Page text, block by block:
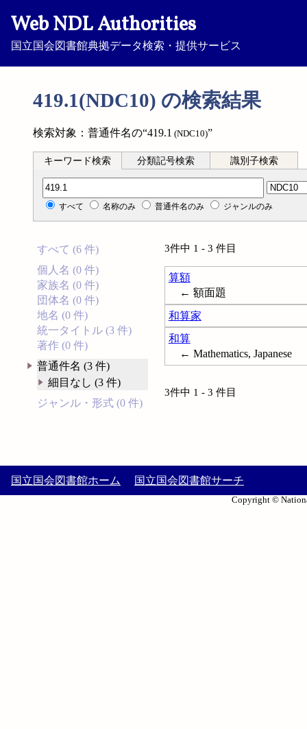
Web NDL Authorities
国立国会図書館典拠データ検索・提供サービス
419.1(NDC10) の検索結果
検索対象：普通件名の“419.1 (NDC10)”
キーワード検索 分類記号検索 識別子検索
分類記号検索
すべて 名称のみ 普通件名のみ ジャンルのみ
すべて (6 件)
個人名 (0 件)
家族名 (0 件)
団体名 (0 件)
地名 (0 件)
統一タイトル (3 件)
著作 (0 件)
普通件名 (3 件)
細目なし (3 件)
ジャンル・形式 (0 件)
3件中 1 - 3 件目
算額
← 額面題
和算家
和算
← Mathematics, Japanese
3件中 1 - 3 件目
国立国会図書館ホーム 国立国会図書館サーチ
Copyright ©